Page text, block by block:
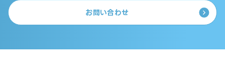
お問い合わせ